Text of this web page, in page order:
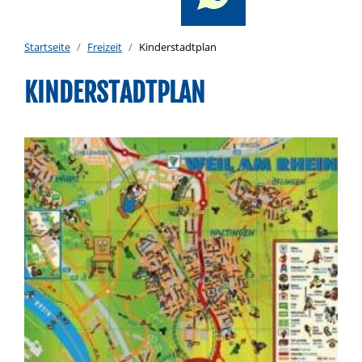
Startseite Freizeit Kinderstadtplan
KINDERSTADTPLAN